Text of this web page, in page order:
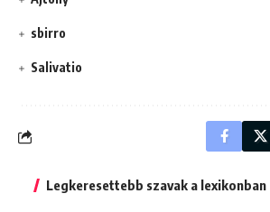
sbirro
Salivatio
Legkeresettebb szavak a lexikonban